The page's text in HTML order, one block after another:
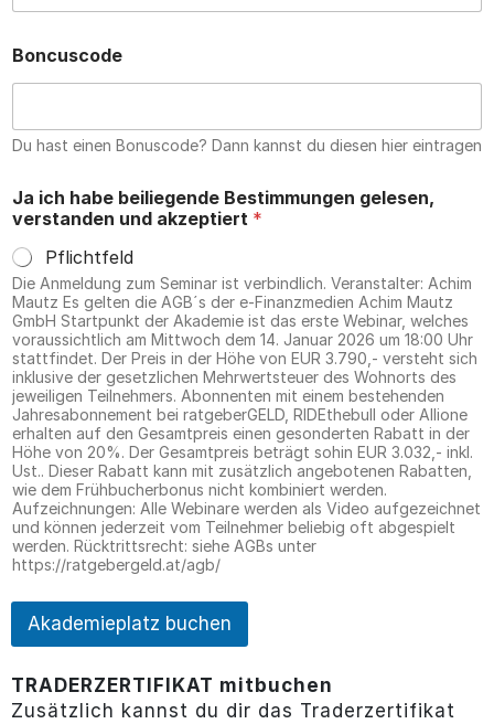
Boncuscode
Du hast einen Bonuscode? Dann kannst du diesen hier eintragen
Ja ich habe beiliegende Bestimmungen gelesen,
verstanden und akzeptiert *
Pflichtfeld
Die Anmeldung zum Seminar ist verbindlich. Veranstalter: Achim
Mautz Es gelten die AGB´s der e-Finanzmedien Achim Mautz
GmbH Startpunkt der Akademie ist das erste Webinar, welches
voraussichtlich am Mittwoch dem 14. Januar 2026 um 18:00 Uhr
stattfindet. Der Preis in der Höhe von EUR 3.790,- versteht sich
inklusive der gesetzlichen Mehrwertsteuer des Wohnorts des
jeweiligen Teilnehmers. Abonnenten mit einem bestehenden
Jahresabonnement bei ratgeberGELD, RIDEthebull oder Allione
erhalten auf den Gesamtpreis einen gesonderten Rabatt in der
Höhe von 20%. Der Gesamtpreis beträgt sohin EUR 3.032,- inkl.
Ust.. Dieser Rabatt kann mit zusätzlich angebotenen Rabatten,
wie dem Frühbucherbonus nicht kombiniert werden.
Aufzeichnungen: Alle Webinare werden als Video aufgezeichnet
und können jederzeit vom Teilnehmer beliebig oft abgespielt
werden. Rücktrittsrecht: siehe AGBs unter
https://ratgebergeld.at/agb/
Akademieplatz buchen
TRADERZERTIFIKAT mitbuchen
Zusätzlich kannst du dir das Traderzertifikat